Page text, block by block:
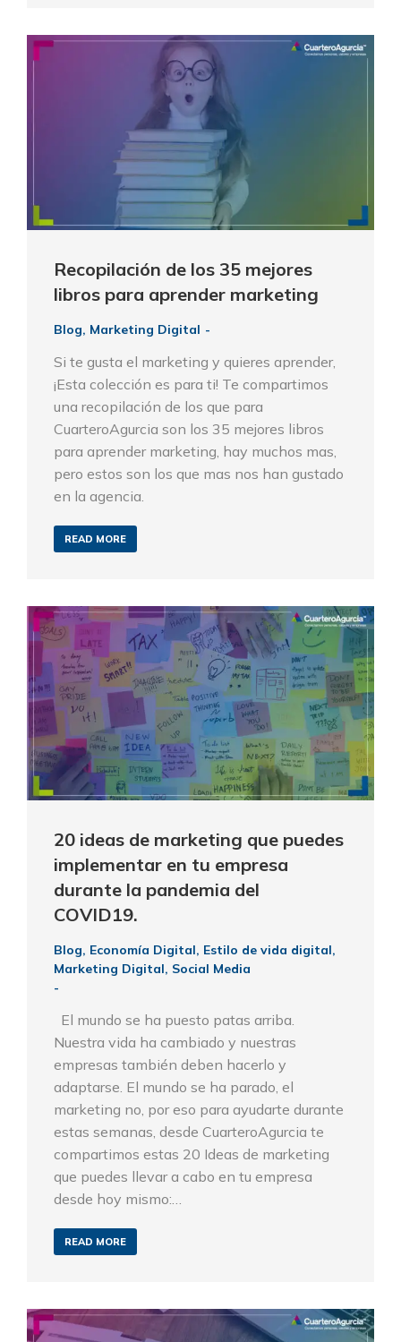
Recopilación de los 35 mejores
libros para aprender marketing
Blog, Marketing Digital
Si te gusta el marketing y quieres aprender,
¡Esta colección es para ti! Te compartimos
una recopilación de los que para
CuarteroAgurcia son los 35 mejores libros
para aprender marketing, hay muchos mas,
pero estos son los que mas nos han gustado
en la agencia.
READ MORE
20 ideas de marketing que puedes
implementar en tu empresa
durante la pandemia del
COVID19.
Blog, Economía Digital, Estilo de vida digital,
Marketing Digital, Social Media
El mundo se ha puesto patas arriba.
Nuestra vida ha cambiado y nuestras
empresas también deben hacerlo y
adaptarse. El mundo se ha parado, el
marketing no, por eso para ayudarte durante
estas semanas, desde CuarteroAgurcia te
compartimos estas 20 Ideas de marketing
que puedes llevar a cabo en tu empresa
desde hoy mismo:…
READ MORE